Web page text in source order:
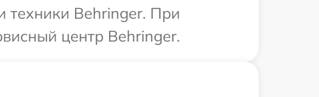
техники Behringer. При
центр Behringer.